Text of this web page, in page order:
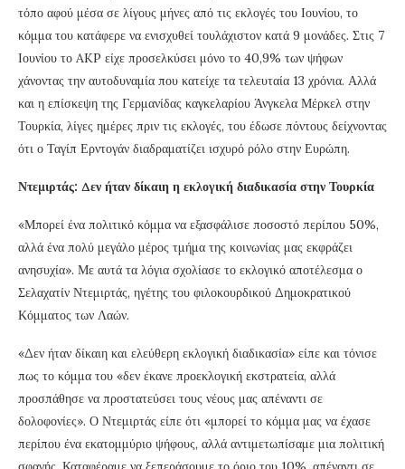
τόπο αφού μέσα σε λίγους μήνες από τις εκλογές του Ιουνίου, το
κόμμα του κατάφερε να ενισχυθεί τουλάχιστον κατά 9 μονάδες. Στις 7
Ιουνίου το AKP είχε προσελκύσει μόνο το 40,9% των ψήφων
χάνοντας την αυτοδυναμία που κατείχε τα τελευταία 13 χρόνια. Αλλά
και η επίσκεψη της Γερμανίδας καγκελαρίου Άνγκελα Μέρκελ στην
Τουρκία, λίγες ημέρες πριν τις εκλογές, του έδωσε πόντους δείχνοντας
ότι ο Ταγίπ Ερντογάν διαδραματίζει ισχυρό ρόλο στην Ευρώπη.
Ντεμιρτάς: Δεν ήταν δίκαιη η εκλογική διαδικασία στην Τουρκία
«Μπορεί ένα πολιτικό κόμμα να εξασφάλισε ποσοστό περίπου 50%,
αλλά ένα πολύ μεγάλο μέρος τμήμα της κοινωνίας μας εκφράζει
ανησυχία». Με αυτά τα λόγια σχολίασε το εκλογικό αποτέλεσμα ο
Σελαχατίν Ντεμιρτάς, ηγέτης του φιλοκουρδικού Δημοκρατικού
Κόμματος των Λαών.
«Δεν ήταν δίκαιη και ελεύθερη εκλογική διαδικασία» είπε και τόνισε
πως το κόμμα του «δεν έκανε προεκλογική εκστρατεία, αλλά
προσπάθησε να προστατεύσει τους νέους μας απέναντι σε
δολοφονίες». Ο Ντεμιρτάς είπε ότι «μπορεί το κόμμα μας να έχασε
περίπου ένα εκατομμύριο ψήφους, αλλά αντιμετωπίσαμε μια πολιτική